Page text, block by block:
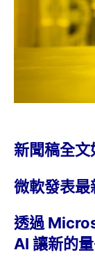
新聞稿全文
微軟發表
透過
AI 讓新的